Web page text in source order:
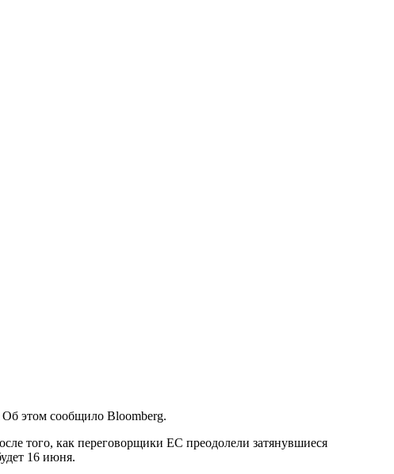
этом сообщило Bloomberg.
того, как переговорщики ЕС преодолели затянувшиеся
16 июня.